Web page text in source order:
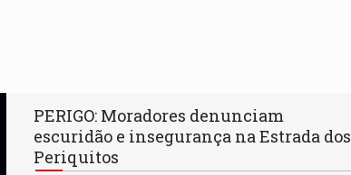
PERIGO: Moradores denunciam
escuridão e insegurança na Estrada dos
Periquitos